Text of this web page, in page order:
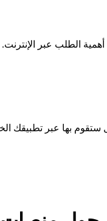
الطلب عبر الإنترنت.
هل ستقوم بها عبر تطبيقك